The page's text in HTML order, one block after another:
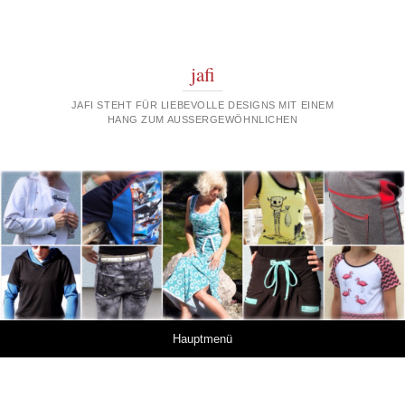
jafi
JAFI STEHT FÜR LIEBEVOLLE DESIGNS MIT EINEM
HANG ZUM AUSSERGEWÖHNLICHEN
Hauptmenü